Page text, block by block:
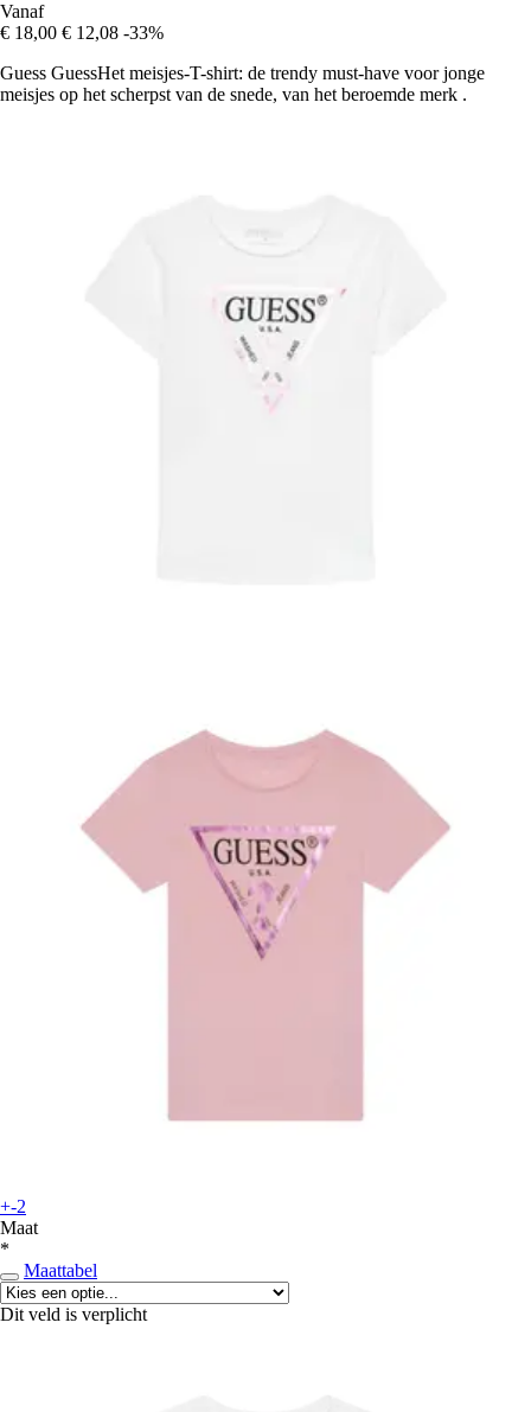
Vanaf
€ 18,00 € 12,08 -33%
Guess GuessHet meisjes-T-shirt: de trendy must-have voor jonge
meisjes op het scherpst van de snede, van het beroemde merk .
+-2
Maat
*
Maattabel
Dit veld is verplicht